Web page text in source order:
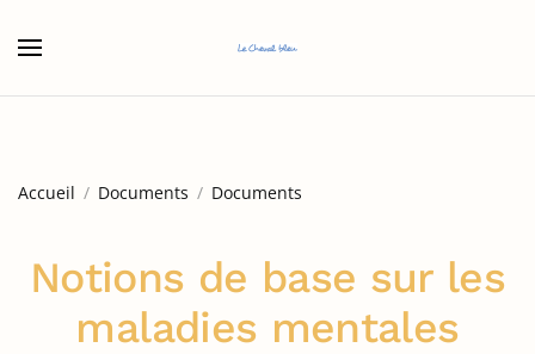
Accueil Documents Documents
Notions de base sur les
maladies mentales